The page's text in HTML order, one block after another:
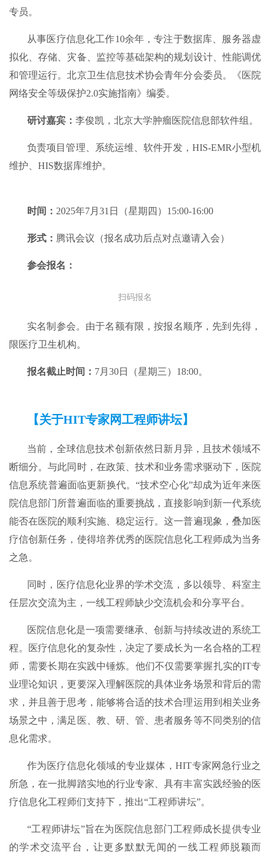
专员。
从事医疗信息化工作10余年，专注于数据库、服务器虚
拟化、存储、灾备、监控等基础架构的规划设计、性能调优
和管理运行。北京卫生信息技术协会青年分会委员。《医院
网络安全等级保护2.0实施指南》编委。
研讨嘉宾： 李俊凯，北京大学肿瘤医院信息部软件组。
负责项目管理、系统运维、软件开发，HIS-EMR小型机
维护、HIS数据库维护。
时间： 2025年7月31日（星期四）15:00-16:00
形式： 腾讯会议（报名成功后点对点邀请入会）
参会报名：
扫码报名
实名制参会。由于名额有限，按报名顺序，先到先得，
限医疗卫生机构。
报名截止时间： 7月30日（星期三）18:00。
【关于HIT专家网工程师讲坛】
当前，全球信息技术创新依然日新月异，且技术领域不
断细分。与此同时，在政策、技术和业务需求驱动下，医院
信息系统普遍面临更新换代。“技术空心化”却成为近年来医
院信息部门所普遍面临的重要挑战，直接影响到新一代系统
能否在医院的顺利实施、稳定运行。这一普遍现象，叠加医
疗信创新任务，使得培养优秀的医院信息化工程师成为当务
之急。
同时，医疗信息化业界的学术交流，多以领导、科室主
任层次交流为主，一线工程师缺少交流机会和分享平台。
医院信息化是一项需要继承、创新与持续改进的系统工
程。医疗信息化的复杂性，决定了要成长为一名合格的工程
师，需要长期在实践中锤炼。他们不仅需要掌握扎实的IT专
业理论知识，更要深入理解医院的具体业务场景和背后的需
求，并且善于思考，能够将合适的技术合理运用到相关业务
场景之中，满足医、教、研、管、患者服务等不同类别的信
息化需求。
作为医疗信息化领域的专业媒体，HIT专家网急行业之
所急，在一批脚踏实地的行业专家、具有丰富实践经验的医
疗信息化工程师们支持下，推出“工程师讲坛”。
“工程师讲坛”旨在为医院信息部门工程师成长提供专业
的学术交流平台，让更多默默无闻的一线工程师脱颖而